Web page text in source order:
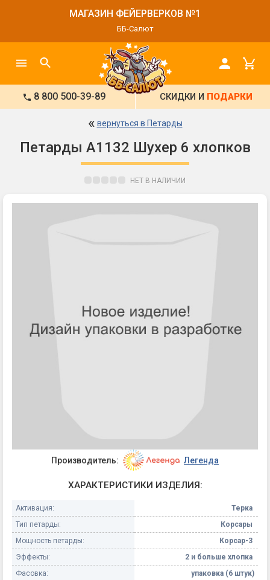
МАГАЗИН ФЕЙЕРВЕРКОВ №1
ББ-Салют
8 800 500-39-89 СКИДКИ И ПОДАРКИ
« вернуться в Петарды
Петарды А1132 Шухер 6 хлопков
НЕТ В НАЛИЧИИ
Производитель: Легенда
ХАРАКТЕРИСТИКИ ИЗДЕЛИЯ:
Активация:
Терка
Тип петарды:
Корсары
Мощность петарды:
Корсар-3
Эффекты:
2 и больше хлопка
Фасовка:
упаковка (6 штук)